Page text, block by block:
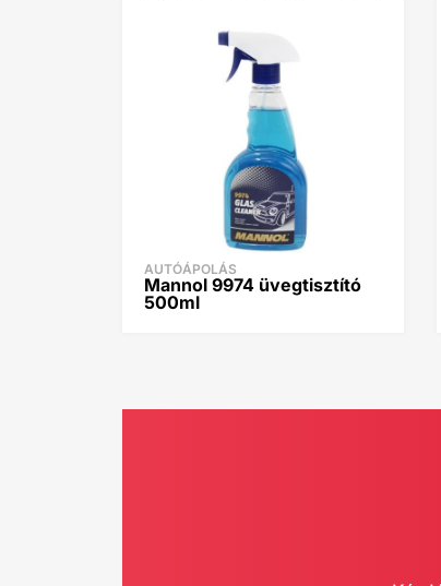
AUTÓÁPOLÁS
Mannol 9974 üvegtisztító
500ml